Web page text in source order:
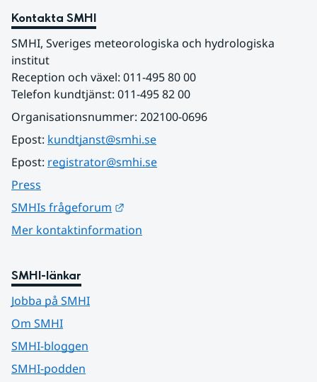
Kontakta SMHI
SMHI, Sveriges meteorologiska och hydrologiska
institut
Reception och växel: 011-495 80 00
Telefon kundtjänst: 011-495 82 00
Organisationsnummer: 202100-0696
Epost: kundtjanst@smhi.se
Epost: registrator@smhi.se
Press
SMHIs frågeforum
Mer kontaktinformation
SMHI-länkar
Jobba på SMHI
Om SMHI
SMHI-bloggen
SMHI-podden